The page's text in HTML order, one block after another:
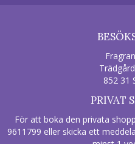
852 31
PRIVAT
För att boka den privata
9611799 eller skicka ett